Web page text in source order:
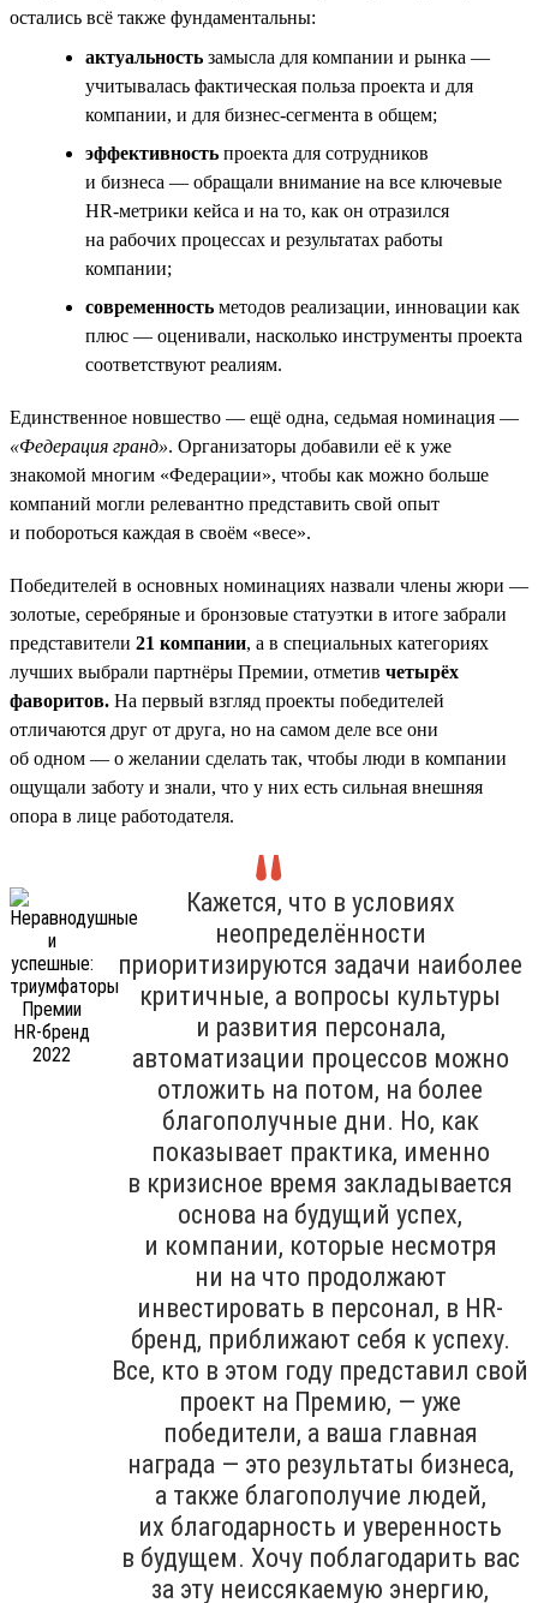
остались всё также фундаментальны:
актуальность замысла для компании и рынка —
учитывалась фактическая польза проекта и для
компании, и для бизнес-сегмента в общем;
эффективность проекта для сотрудников
и бизнеса — обращали внимание на все ключевые
НR-метрики кейса и на то, как он отразился
на рабочих процессах и результатах работы
компании;
современность методов реализации, инновации как
плюс — оценивали, насколько инструменты проекта
соответствуют реалиям.
Единственное новшество — ещё одна, седьмая номинация —
«Федерация гранд». Организаторы добавили её к уже
знакомой многим «Федерации», чтобы как можно больше
компаний могли релевантно представить свой опыт
и побороться каждая в своём «весе».
Победителей в основных номинациях назвали члены жюри —
золотые, серебряные и бронзовые статуэтки в итоге забрали
представители 21 компании, а в специальных категориях
лучших выбрали партнёры Премии, отметив четырёх
фаворитов. На первый взгляд проекты победителей
отличаются друг от друга, но на самом деле все они
об одном — о желании сделать так, чтобы люди в компании
ощущали заботу и знали, что у них есть сильная внешняя
опора в лице работодателя.
Кажется, что в условиях
неопределённости
приоритизируются задачи наиболее
критичные, а вопросы культуры
и развития персонала,
автоматизации процессов можно
отложить на потом, на более
благополучные дни. Но, как
показывает практика, именно
в кризисное время закладывается
основа на будущий успех,
и компании, которые несмотря
ни на что продолжают
инвестировать в персонал, в HR-
бренд, приближают себя к успеху.
Все, кто в этом году представил свой
проект на Премию, — уже
победители, а ваша главная
награда — это результаты бизнеса,
а также благополучие людей,
их благодарность и уверенность
в будущем. Хочу поблагодарить вас
за эту неиссякаемую энергию,